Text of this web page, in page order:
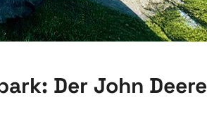
Der John Deere